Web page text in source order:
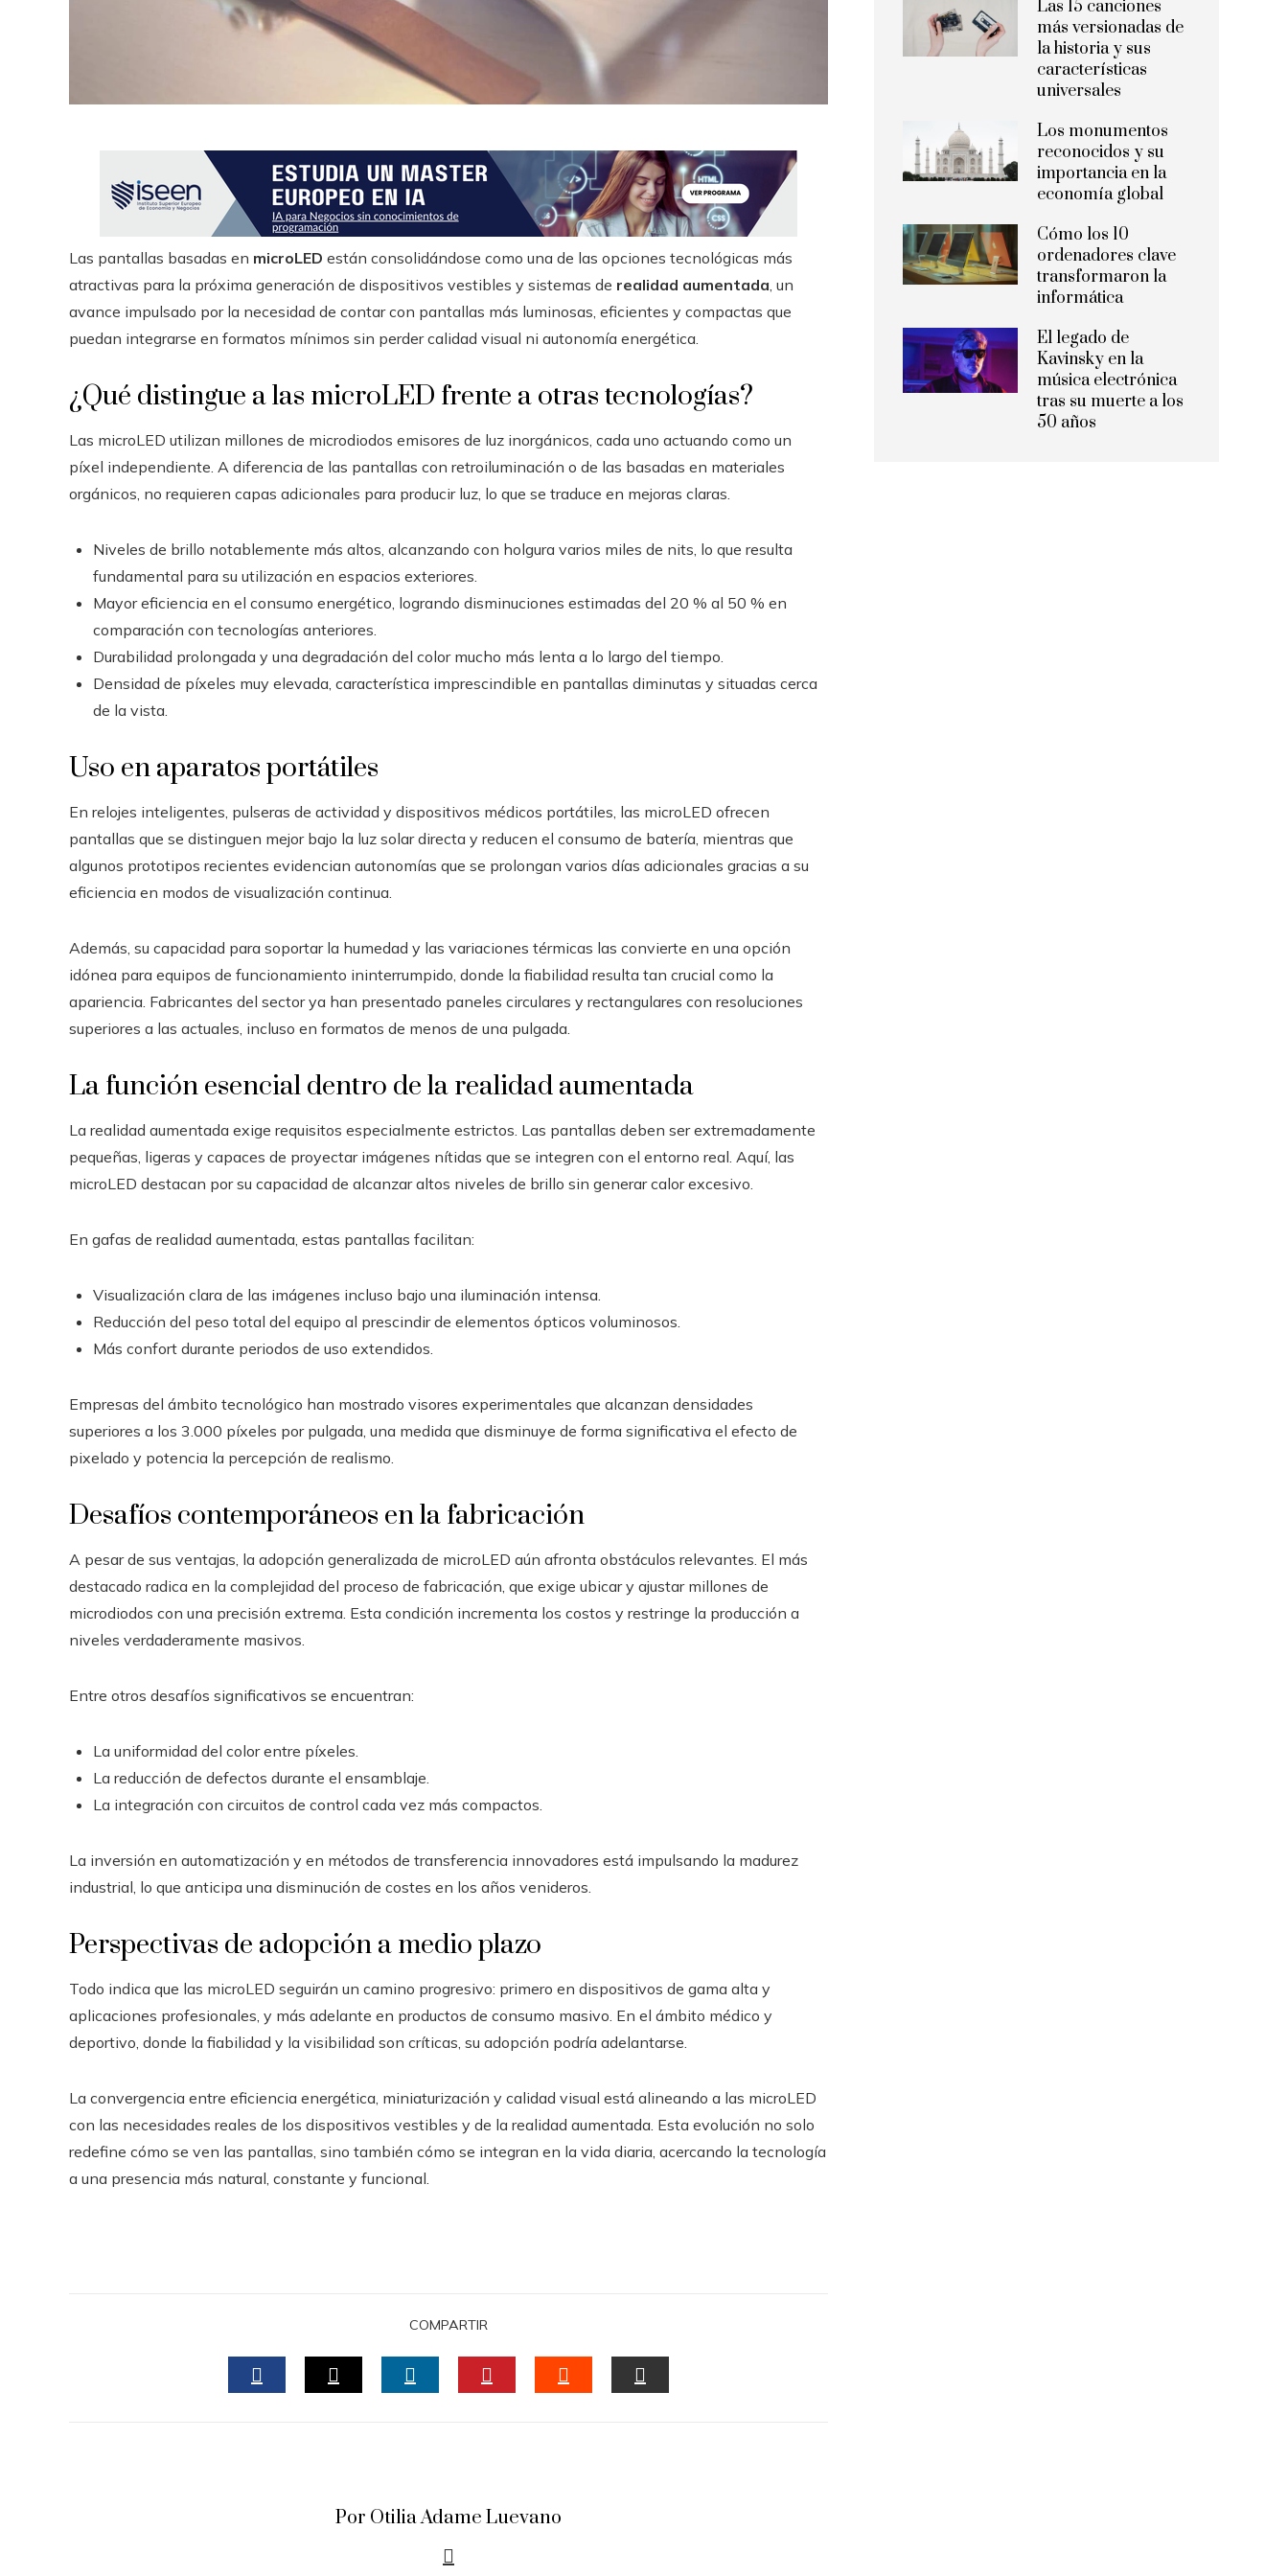
Las pantallas basadas en microLED están consolidándose como una de las opciones tecnológicas más
atractivas para la próxima generación de dispositivos vestibles y sistemas de realidad aumentada , un
avance impulsado por la necesidad de contar con pantallas más luminosas, eficientes y compactas que
puedan integrarse en formatos mínimos sin perder calidad visual ni autonomía energética.
¿Qué distingue a las microLED frente a otras tecnologías?
Las microLED utilizan millones de microdiodos emisores de luz inorgánicos, cada uno actuando como un
píxel independiente. A diferencia de las pantallas con retroiluminación o de las basadas en materiales
orgánicos, no requieren capas adicionales para producir luz, lo que se traduce en mejoras claras.
Niveles de brillo notablemente más altos, alcanzando con holgura varios miles de nits, lo que resulta
fundamental para su utilización en espacios exteriores.
Mayor eficiencia en el consumo energético, logrando disminuciones estimadas del 20 % al 50 % en
comparación con tecnologías anteriores.
Durabilidad prolongada y una degradación del color mucho más lenta a lo largo del tiempo.
Densidad de píxeles muy elevada, característica imprescindible en pantallas diminutas y situadas cerca
de la vista.
Uso en aparatos portátiles
En relojes inteligentes, pulseras de actividad y dispositivos médicos portátiles, las microLED ofrecen
pantallas que se distinguen mejor bajo la luz solar directa y reducen el consumo de batería, mientras que
algunos prototipos recientes evidencian autonomías que se prolongan varios días adicionales gracias a su
eficiencia en modos de visualización continua.
Además, su capacidad para soportar la humedad y las variaciones térmicas las convierte en una opción
idónea para equipos de funcionamiento ininterrumpido, donde la fiabilidad resulta tan crucial como la
apariencia. Fabricantes del sector ya han presentado paneles circulares y rectangulares con resoluciones
superiores a las actuales, incluso en formatos de menos de una pulgada.
La función esencial dentro de la realidad aumentada
La realidad aumentada exige requisitos especialmente estrictos. Las pantallas deben ser extremadamente
pequeñas, ligeras y capaces de proyectar imágenes nítidas que se integren con el entorno real. Aquí, las
microLED destacan por su capacidad de alcanzar altos niveles de brillo sin generar calor excesivo.
En gafas de realidad aumentada, estas pantallas facilitan:
Visualización clara de las imágenes incluso bajo una iluminación intensa.
Reducción del peso total del equipo al prescindir de elementos ópticos voluminosos.
Más confort durante periodos de uso extendidos.
Empresas del ámbito tecnológico han mostrado visores experimentales que alcanzan densidades
superiores a los 3.000 píxeles por pulgada, una medida que disminuye de forma significativa el efecto de
pixelado y potencia la percepción de realismo.
Desafíos contemporáneos en la fabricación
A pesar de sus ventajas, la adopción generalizada de microLED aún afronta obstáculos relevantes. El más
destacado radica en la complejidad del proceso de fabricación, que exige ubicar y ajustar millones de
microdiodos con una precisión extrema. Esta condición incrementa los costos y restringe la producción a
niveles verdaderamente masivos.
Entre otros desafíos significativos se encuentran:
La uniformidad del color entre píxeles.
La reducción de defectos durante el ensamblaje.
La integración con circuitos de control cada vez más compactos.
La inversión en automatización y en métodos de transferencia innovadores está impulsando la madurez
industrial, lo que anticipa una disminución de costes en los años venideros.
Perspectivas de adopción a medio plazo
Todo indica que las microLED seguirán un camino progresivo: primero en dispositivos de gama alta y
aplicaciones profesionales, y más adelante en productos de consumo masivo. En el ámbito médico y
deportivo, donde la fiabilidad y la visibilidad son críticas, su adopción podría adelantarse.
La convergencia entre eficiencia energética, miniaturización y calidad visual está alineando a las microLED
con las necesidades reales de los dispositivos vestibles y de la realidad aumentada. Esta evolución no solo
redefine cómo se ven las pantallas, sino también cómo se integran en la vida diaria, acercando la tecnología
a una presencia más natural, constante y funcional.
COMPARTIR
Por Otilia Adame Luevano
Las 15 canciones
más versionadas de
la historia y sus
características
universales
Los monumentos
reconocidos y su
importancia en la
economía global
Cómo los 10
ordenadores clave
transformaron la
informática
El legado de
Kavinsky en la
música electrónica
tras su muerte a los
50 años